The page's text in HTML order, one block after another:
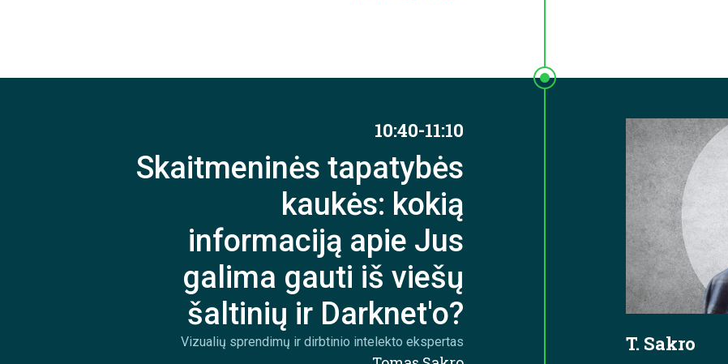
10:40-11:10
Skaitmeninės tapatybės
kaukės: kokią
informaciją apie Jus
galima gauti iš viešų
šaltinių ir Darknet'o?
Vizualių sprendimų ir dirbtinio intelekto ekspertas T. Sakro